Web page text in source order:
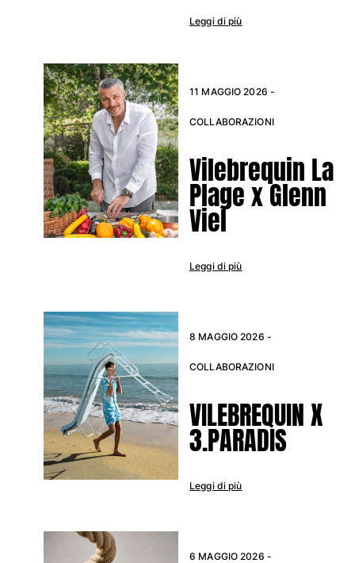
Neonato
Classico
Classico stretch
Classico ultraleggero
Costumi da bagno Ricamati
Rashguard
Costumi da bagno magici
Vedi tutti i Costumi da bagno
Abbigliamento
Pantaloni
Camicie
Bermuda
Felpe
Vedi tutti i Abbigliamento
Bambina
Vedi tutti i Bambina
Costumi da bagno
Rashguard
Leggi di più
11 MAGGIO 2026 -
COLLABORAZIONI
Vilebrequin La
Plage x Glenn
Viel
Leggi di più
8 MAGGIO 2026 -
COLLABORAZIONI
VILEBREQUIN X
3.PARADIS
Leggi di più
6 MAGGIO 2026 -